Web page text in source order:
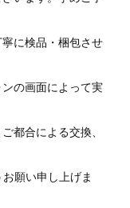
に検品・梱包させ
の画面によって実
都合による交換、
願い申し上げま